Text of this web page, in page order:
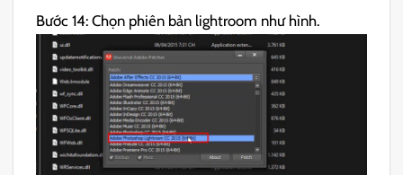
Bước 14: Chọn phiên bản lightroom như hình.